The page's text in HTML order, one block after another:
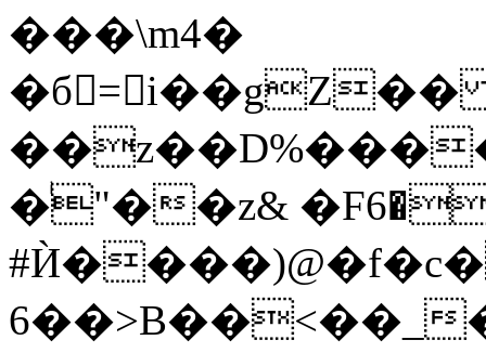
���\m4�
�б=
�ͥ"��z& �F׀�0�6 ��j��b�/�
6��>B��<��_